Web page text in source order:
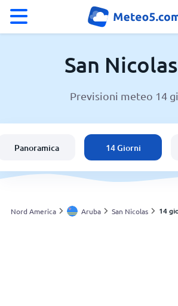
Meteo a San Nicolas
Italia
Svizzera
San Nicolas
Previsioni meteo 14
Panoramica 14 Giorni
Nord America Aruba San Nicolas 14